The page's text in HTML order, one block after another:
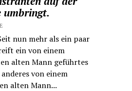
umbringt.
nun mehr als ein paar
ein von einem
alten Mann geführtes
von einem
alten Mann...